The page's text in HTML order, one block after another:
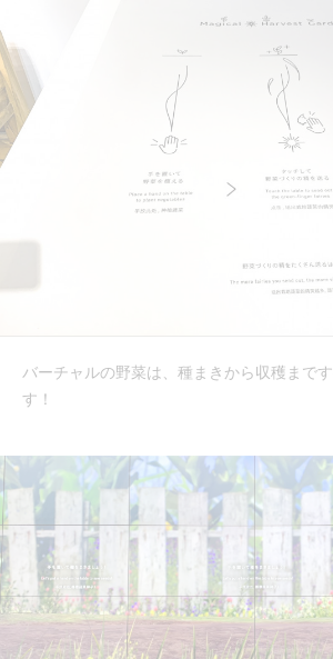
バーチャルの野菜は、種まきから収穫まで
す！